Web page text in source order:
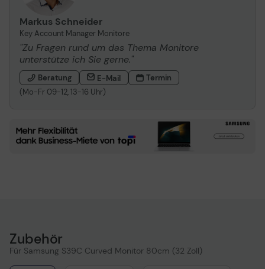
Markus Schneider
Key Account Manager Monitore
"Zu Fragen rund um das Thema Monitore
unterstütze ich Sie gerne."
Beratung E-Mail
Termin
(Mo-Fr 09-12, 13-16 Uhr)
Zubehör
Für Samsung S39C Curved Monitor 80cm (32 Zoll)